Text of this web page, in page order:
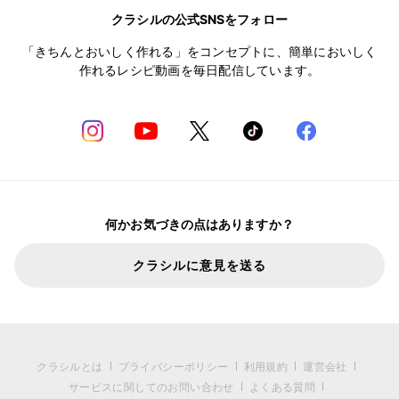
クラシルの公式SNSをフォロー
「きちんとおいしく作れる」をコンセプトに、簡単においしく
作れるレシピ動画を毎日配信しています。
何かお気づきの点はありますか？
クラシルに意見を送る
クラシルとは プライバシーポリシー 利用規約
運営会社
サービスに関してのお問い合わせ
よくある質問